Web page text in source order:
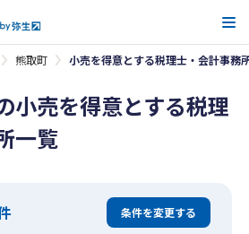
熊取町 小売を得意とする税理士・会計事務
小売を得意とする税理
一覧
条件を変更する